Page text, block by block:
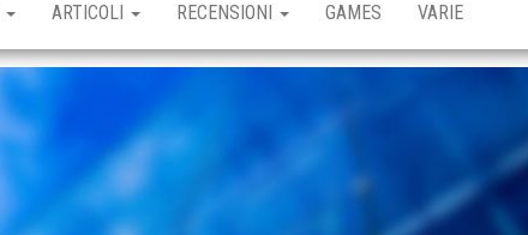
ARTICOLI RECENSIONI GAMES VARIE